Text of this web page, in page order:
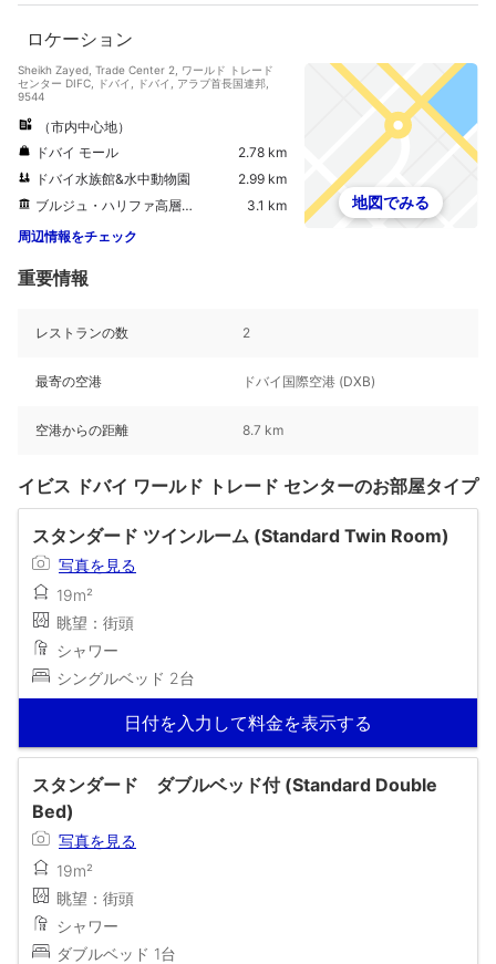
ロケーション
Sheikh Zayed, Trade Center 2, ワールド トレード
センター DIFC, ドバイ, ドバイ, アラブ首長国連邦,
9544
（市内中心地）
ドバイ モール
2.78 km
ドバイ水族館&水中動物園
2.99 km
ブルジュ・ハリファ高層ビル
3.1 km
周辺情報をチェック
地図でみる
重要情報
レストランの数 2
最寄の空港 ドバイ国際空港 (DXB)
空港からの距離 8.7 km
イビス ドバイ ワールド トレード センターのお部屋タイプ
スタンダード ツインルーム (Standard Twin Room)
写真を見る
19m²
眺望：街頭
シャワー
シングルベッド 2台
日付を入力して料金を表示する
スタンダード ダブルベッド付 (Standard Double
Bed)
写真を見る
19m²
眺望：街頭
シャワー
ダブルベッド 1台